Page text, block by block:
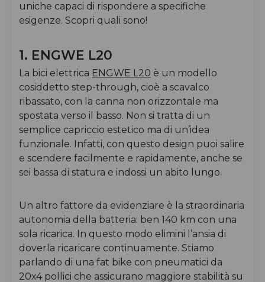
uniche capaci di rispondere a specifiche
esigenze. Scopri quali sono!
1. ENGWE L20
La bici elettrica ENGWE L20 è un modello
cosiddetto step-through, cioè a scavalco
ribassato, con la canna non orizzontale ma
spostata verso il basso. Non si tratta di un
semplice capriccio estetico ma di un’idea
funzionale. Infatti, con questo design puoi salire
e scendere facilmente e rapidamente, anche se
sei bassa di statura e indossi un abito lungo.
Un altro fattore da evidenziare è la straordinaria
autonomia della batteria: ben 140 km con una
sola ricarica. In questo modo elimini l’ansia di
doverla ricaricare continuamente. Stiamo
parlando di una fat bike con pneumatici da
20x4 pollici che assicurano maggiore stabilità su